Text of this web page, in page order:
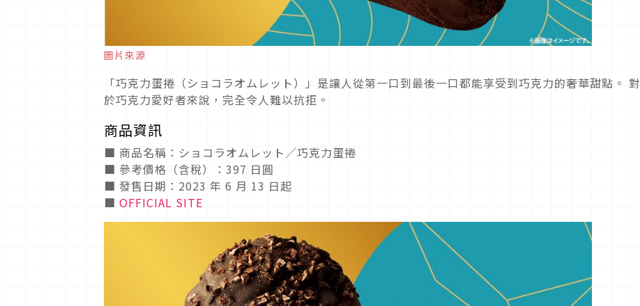
圖片來源
「巧克力蛋捲（ショコラオムレット）」是讓人從第一口到最後一口都能享受到巧克力的奢華甜點。 對
於巧克力愛好者來說，完全令人難以抗拒。
商品資訊
■ 商品名稱：ショコラオムレット／巧克力蛋捲
■ 參考價格（含稅）：397 日圓
■ 發售日期：2023 年 6 月 13 日起
■ OFFICIAL SITE